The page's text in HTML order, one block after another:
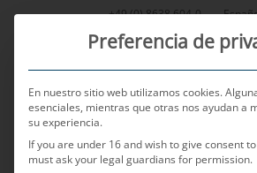
Saltar
+49 (0) 8638 604-0
Preferencia de
En nuestro sitio web utilizamos cookies.
esenciales, mientras que otras nos ayudan a
su experiencia.
If you are under 16 and wish to give consent
must ask your legal guardians for permission.